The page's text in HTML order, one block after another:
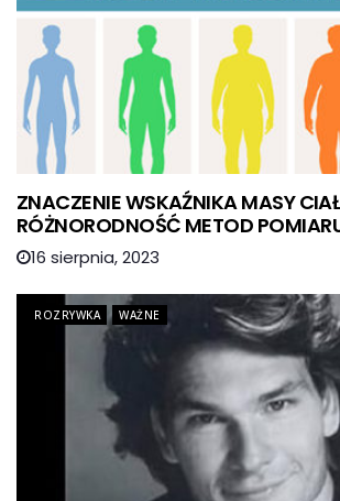
ZNACZENIE WSKAŹNIKA MASY
RÓŻNORODNOŚĆ METOD
16 sierpnia, 2023
ROZRYWKA WAŻNE